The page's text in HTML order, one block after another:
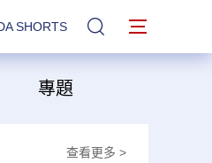
SHORTS 站內搜索
專題
查看更多 >